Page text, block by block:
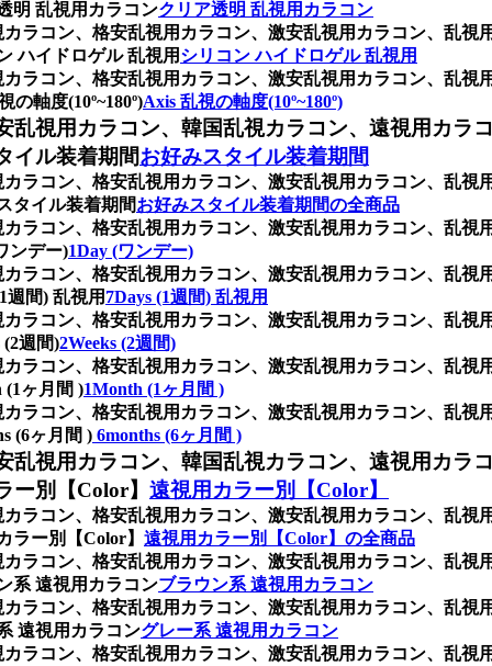
明 乱視用カラコンクリア透明 乱視用カラコン
ラコン、格安乱視用カラコン、激安乱視用カラコン、乱
ハイドロゲル 乱視用 シリコン ハイドロゲル 乱視用
ラコン、格安乱視用カラコン、激安乱視用カラコン、乱
軸度(10º~180º)Axis 乱視の軸度(10º~180º)
視用カラコン、韓国乱視カラコン、遠視用カラ
イル装着期間お好みスタイル装着期間
ラコン、格安乱視用カラコン、激安乱視用カラコン、乱
タイル装着期間お好みスタイル装着期間の全商品
ラコン、格安乱視用カラコン、激安乱視用カラコン、乱
ンデー)1Day (ワンデー)
ラコン、格安乱視用カラコン、激安乱視用カラコン、乱
週間) 乱視用 7Days (1週間) 乱視用
ラコン、格安乱視用カラコン、激安乱視用カラコン、乱
週間)2Weeks (2週間)
ラコン、格安乱視用カラコン、激安乱視用カラコン、乱
(1ヶ月間 )1Month (1ヶ月間 )
ラコン、格安乱視用カラコン、激安乱視用カラコン、乱
(6ヶ月間 ) 6months (6ヶ月間 )
視用カラコン、韓国乱視カラコン、遠視用カラ
ー別【Color】 遠視用カラー別【Color】
ラコン、格安乱視用カラコン、激安乱視用カラコン、乱
ラー別【Color】 遠視用カラー別【Color】の全商品
ラコン、格安乱視用カラコン、激安乱視用カラコン、乱
系 遠視用カラコンブラウン系 遠視用カラコン
ラコン、格安乱視用カラコン、激安乱視用カラコン、乱
遠視用カラコングレー系 遠視用カラコン
ラコン、格安乱視用カラコン、激安乱視用カラコン、乱